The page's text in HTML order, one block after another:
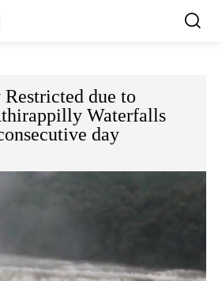
due to
Waterfalls
day